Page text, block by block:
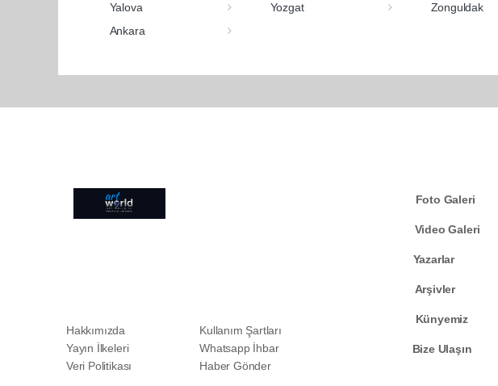
Yalova
Yozgat Zonguldak
Ankara
Hakkımızda
Yayın İlkeleri
Veri Politikası
Kullanım Şartları
Whatsapp İhbar
Haber Gönder
Foto Galeri
Video Galeri
Yazarlar
Arşivler
Künyemiz
Bize Ulaşın